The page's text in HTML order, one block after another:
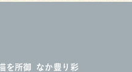
彩り豊かな